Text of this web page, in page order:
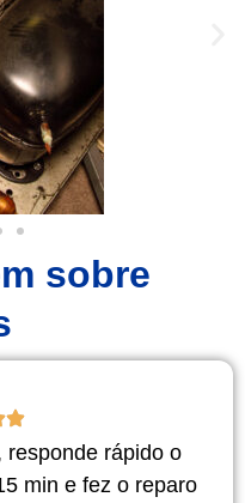
sobre
responde rápido o
min e fez o reparo